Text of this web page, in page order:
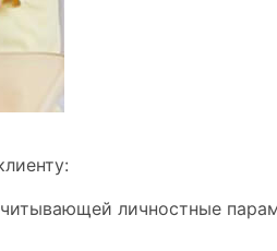
личностные